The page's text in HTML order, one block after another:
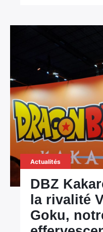
Actualités
DBZ
la rivalité
Goku,